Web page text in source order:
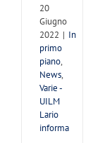
20
Giugno
2022 | In
primo
piano,
News,
Varie -
UILM
Lario
informa